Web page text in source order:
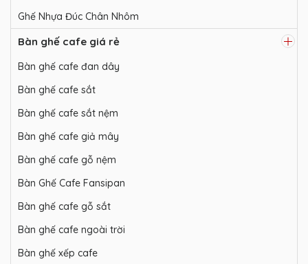
Ghế Nhựa Đúc Chân Nhôm
Bàn ghế cafe giá rẻ
Bàn ghế cafe đan dây
Bàn ghế cafe sắt
Bàn ghế cafe sắt nệm
Bàn ghế cafe giả mây
Bàn ghế cafe gỗ nệm
Bàn Ghế Cafe Fansipan
Bàn ghế cafe gỗ sắt
Bàn ghế cafe ngoài trời
Bàn ghế xếp cafe